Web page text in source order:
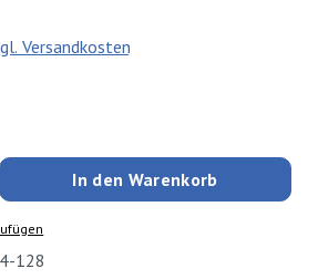
Versandkosten
Gib den gewünschten Wert
In den Warenkorb
128